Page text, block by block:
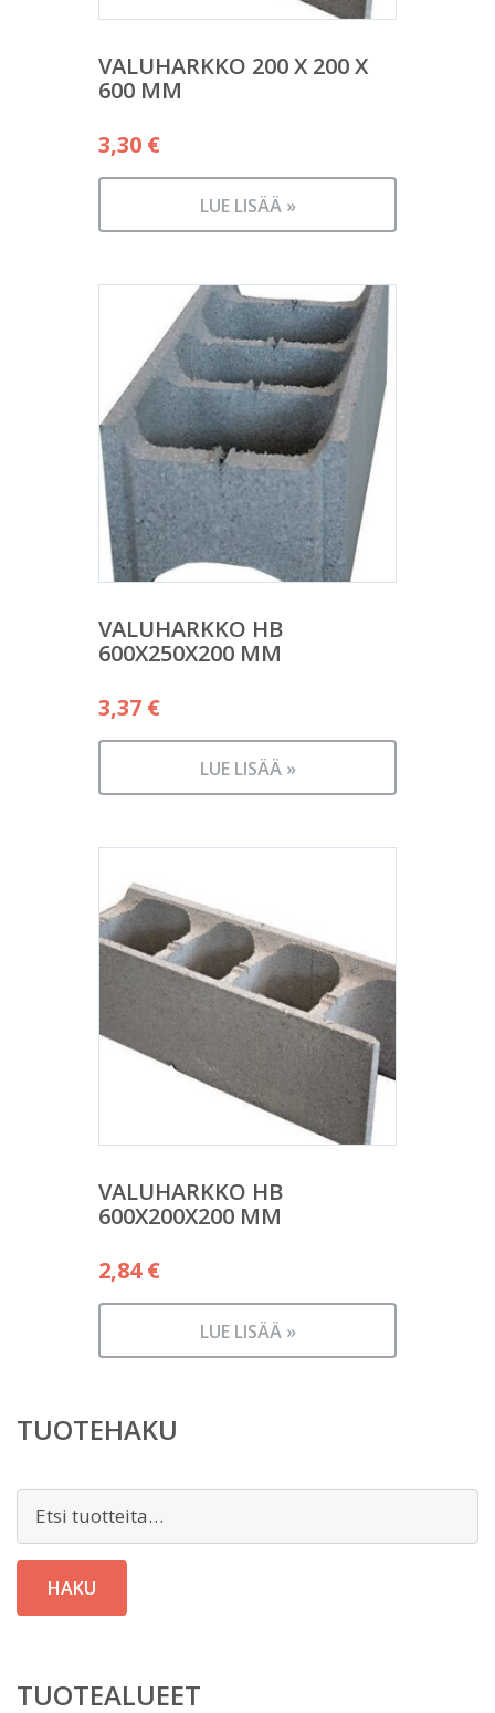
VALUHARKKO 200 X 200 X
600 MM
3,30 €
LUE LISÄÄ »
VALUHARKKO HB
600X250X200 MM
3,37 €
LUE LISÄÄ »
VALUHARKKO HB
600X200X200 MM
2,84€
LUE LISÄÄ »
TUOTEHAKU
Etsi:
HAKU
TUOTEALUEET